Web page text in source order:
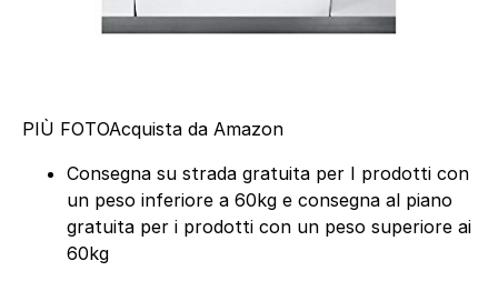
PIÙ FOTOAcquista da Amazon
Consegna su strada gratuita per I prodotti con
un peso inferiore a 60kg e consegna al piano
gratuita per i prodotti con un peso superiore ai
60kg